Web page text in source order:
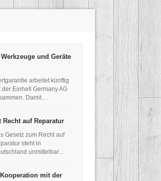
und Geräte
arbeitet künftig
der Einhell Germany AG
Damit…
auf Reparatur
Gesetz zum Recht auf
steht in
unmittelbar…
mit der